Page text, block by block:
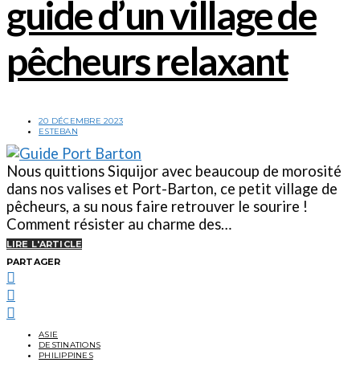
guide d’un village de
pêcheurs relaxant
20 DÉCEMBRE 2023
ESTEBAN
Nous quittions Siquijor avec beaucoup de morosité
dans nos valises et Port-Barton, ce petit village de
pêcheurs, a su nous faire retrouver le sourire !
Comment résister au charme des…
LIRE L'ARTICLE
PARTAGER
ASIE
DESTINATIONS
PHILIPPINES